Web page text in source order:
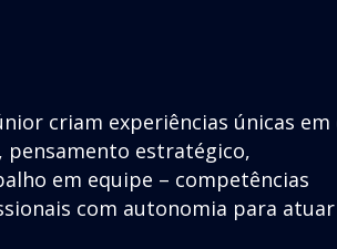
criam experiências únicas em
pensamento estratégico,
em equipe – competências
com autonomia para